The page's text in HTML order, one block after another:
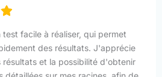
facile à réaliser, qui permet
des résultats. J'apprécie
résultats et la possibilité d'obtenir